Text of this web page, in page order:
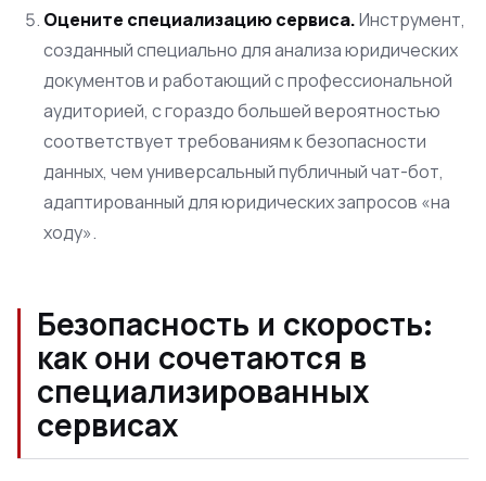
Оцените специализацию сервиса.Инструмент,
созданный специально для анализа юридических
документов и работающий с профессиональной
аудиторией, с гораздо большей вероятностью
соответствует требованиям к безопасности
данных, чем универсальный публичный чат-бот,
адаптированный для юридических запросов «на
ходу».
Безопасность и скорость:
как они сочетаются в
специализированных
сервисах